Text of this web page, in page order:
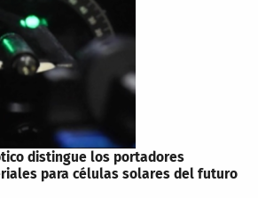
distingue los portadores
para células solares del futuro